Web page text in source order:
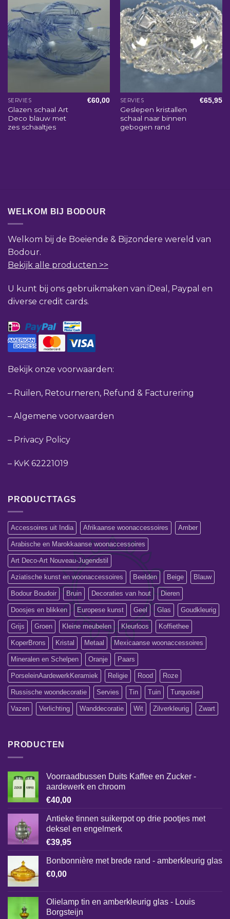
SERVIES
Glazen schaal Art
Deco blauw met
zes schaaltjes
€60,00 SERVIES
Geslepen kristallen
schaal naar binnen
gebogen rand
€65,95
WELKOM BIJ BODOUR
Welkom bij de Boeiende & Bijzondere wereld van
Bodour.
Bekijk alle producten >>
U kunt bij ons gebruikmaken van iDeal, Paypal en
diverse credit cards.
Bekijk onze voorwaarden:
– Ruilen, Retourneren, Refund & Facturering
– Algemene voorwaarden
– Privacy Policy
– KvK 62221019
PRODUCTTAGS
Accessoires uit India Afrikaanse woonaccessoires Amber
Arabische en Marokkaanse woonaccessoires
Art Deco-Art Nouveau-Jugendstil
Aziatische kunst en woonaccessoires Beelden Beige Blauw
Bodour Boudoir Bruin Decoraties van hout Dieren
Doosjes en blikken Europese kunst Geel Glas Goudkleurig
Grijs Groen Kleine meubelen Kleurloos Koffiethee
KoperBrons Kristal Metaal Mexicaanse woonaccessoires
Mineralen en Schelpen Oranje Paars
PorseleinAardewerkKeramiek Religie Rood Roze
Russische woondecoratie Servies Tin Tuin Turquoise
Vazen Verlichting Wanddecoratie Wit Zilverkleurig Zwart
PRODUCTEN
Voorraadbussen Duits Kaffee en Zucker -
aardewerk en chroom
€40,00
Antieke tinnen suikerpot op drie pootjes met
deksel en engelmerk
€39,95
Bonbonnière met brede rand - amberkleurig glas
€0,00
Olielamp tin en amberkleurig glas - Louis
Borgsteijn